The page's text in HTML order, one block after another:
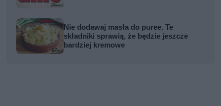
Nie dodawaj masła do puree. Te
składniki sprawią, że będzie jeszcze
bardziej kremowe